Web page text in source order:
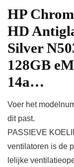
HP
HD
Silver
128GB
14a…
Voer het
dit past.
PASSIEVE
ventilatoren is de
lelijke